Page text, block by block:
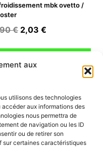
aux
utilisons des technologies
aux informations des
nous permettra de
de navigation ou les ID
ou de retirer son
certaines caractéristiques
mbk ovetto /
€ Le
initial
était :
2,03 €
actuel